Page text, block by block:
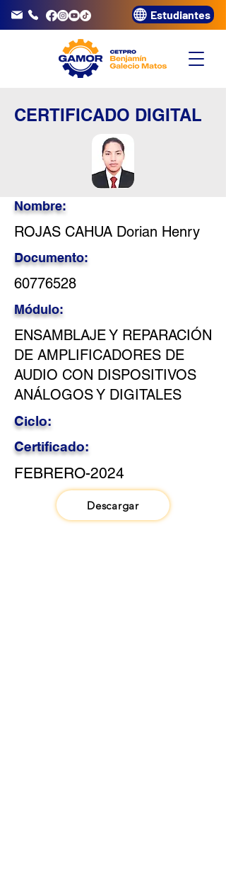
3320072 Estudiantes
CERTIFICADO DIGITAL
Nombre:
ROJAS CAHUA Dorian Henry
Documento:
60776528
Módulo:
ENSAMBLAJE Y REPARACIÓN
DE AMPLIFICADORES DE
AUDIO CON DISPOSITIVOS
ANÁLOGOS Y DIGITALES
Ciclo:
Certificado:
FEBRERO-2024
Descargar